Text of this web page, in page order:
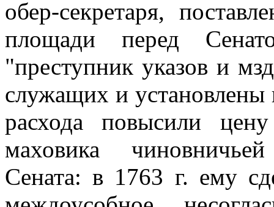
обер-секретаря,
площади перед
"преступник указов и
служащих и
расхода повысили
маховика
Сената: в 1763 г. ему